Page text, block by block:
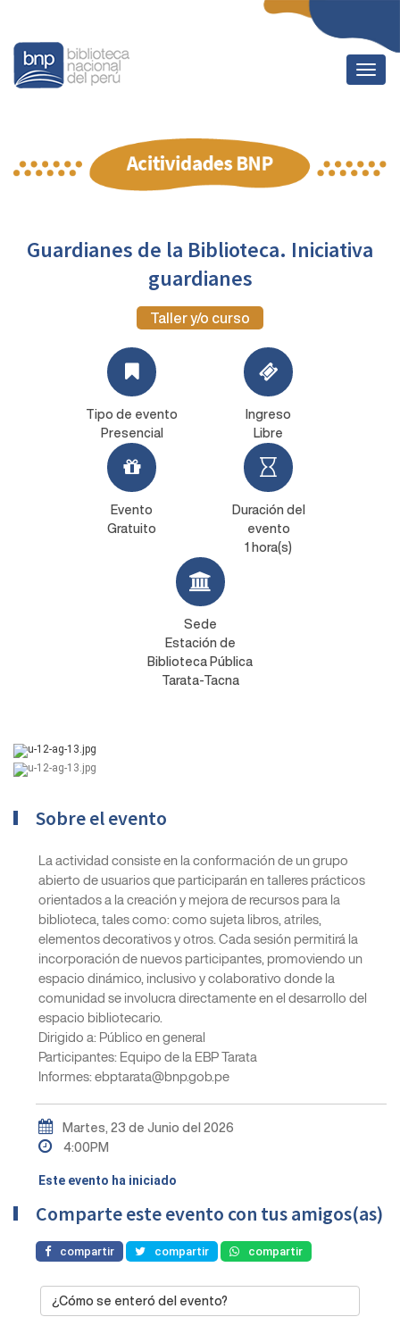
Guardianes de la Biblioteca. Iniciativa
guardianes
Taller y/o curso
Tipo de evento
Presencial
Ingreso
Libre
Evento
Gratuito
Duración del
evento
1 hora(s)
Sede
Estación de
Biblioteca Pública
Tarata-Tacna
Sobre el evento
La actividad consiste en la conformación de un grupo
abierto de usuarios que participarán en talleres prácticos
orientados a la creación y mejora de recursos para la
biblioteca, tales como: como sujeta libros, atriles,
elementos decorativos y otros. Cada sesión permitirá la
incorporación de nuevos participantes, promoviendo un
espacio dinámico, inclusivo y colaborativo donde la
comunidad se involucra directamente en el desarrollo del
espacio bibliotecario.
Dirigido a: Público en general
Participantes: Equipo de la EBP Tarata
Informes: ebptarata@bnp.gob.pe
Martes, 23 de Junio del 2026
4:00PM
Este evento ha iniciado
Comparte este evento con tus amigos(as)
compartir compartir compartir
¿Cómo se enteró del evento?